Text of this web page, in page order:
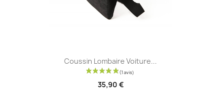
Coussin Lombaire Voiture...
35,90 €